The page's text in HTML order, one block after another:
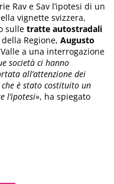
Rav e Sav l’ipotesi di un
vignette svizzera,
sulletratte autostradali
Regione,Augusto
a una interrogazione
società ci hanno
all’attenzione dei
è stato costituito un
l’ipotesi», ha spiegato